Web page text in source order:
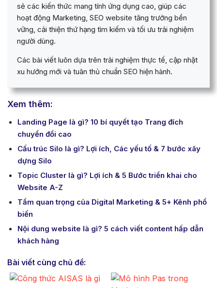
sẻ các kiến thức mang tính ứng dụng cao, giúp các
hoạt động Marketing, SEO website tăng trưởng bền
vững, cải thiện thứ hạng tìm kiếm và tối ưu trải nghiệm
người dùng.
Các bài viết luôn dựa trên trải nghiệm thực tế, cập nhật
xu hướng mới và tuân thủ chuẩn SEO hiện hành.
Xem thêm:
Landing Page là gì? 10 bí quyết tạo Trang đích
chuyển đổi cao
Cấu trúc Silo là gì? Lợi ích, Các yếu tố & 7 bước xây
dựng Silo
Topic Cluster là gì? Lợi ích & 5 Bước triển khai cho
Website A-Z
Tầm quan trọng của Digital Marketing & 5+ Kênh phổ
biến
Nội dung website là gì? 5 cách viết content hấp dẫn
khách hàng
Bài viết cùng chủ đề: